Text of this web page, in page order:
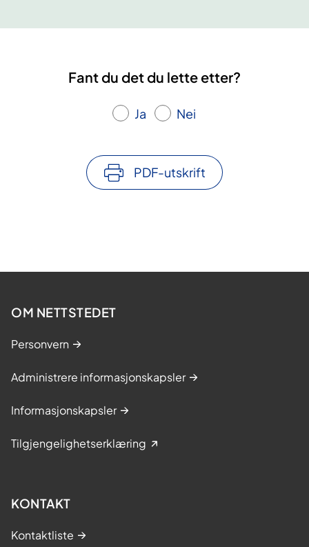
Fant du det du lette etter?
Ja Nei
PDF-utskrift
OM NETTSTEDET
Personvern
Administrere informasjonskapsler
Informasjonskapsler
Tilgjengelighetserklæring
KONTAKT
Kontaktliste